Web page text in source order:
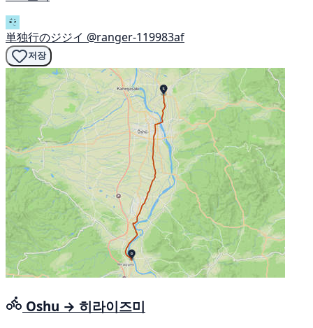
単独行のジジイ @ranger-119983af
저장
Oshu → 히라이즈미